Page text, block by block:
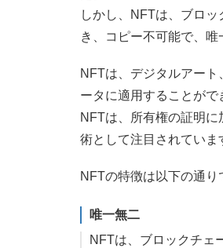
しかし、NFTは、ブロ
き、コピー不可能で、唯
NFTは、デジタルアー
ータに適用することがで
NFTは、所有権の証明
術として注目されていま
NFTの特徴は以下の通り
唯一無二
NFTは、ブロックチェ